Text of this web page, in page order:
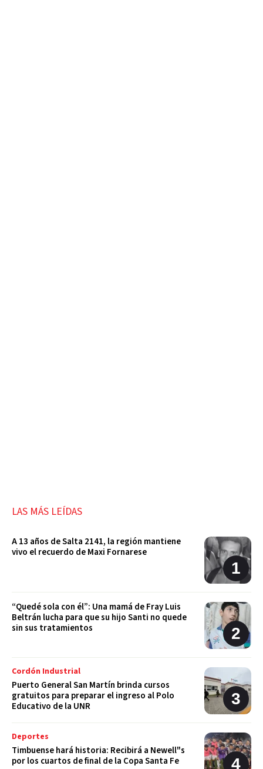
LAS MÁS LEÍDAS
A 13 años de Salta 2141, la región mantiene
vivo el recuerdo de Maxi Fornarese
“Quedé sola con él”: Una mamá de Fray Luis
Beltrán lucha para que su hijo Santi no quede
sin sus tratamientos
Cordón Industrial
Puerto General San Martín brinda cursos
gratuitos para preparar el ingreso al Polo
Educativo de la UNR
Deportes
Timbuense hará historia: Recibirá a Newell"s
por los cuartos de final de la Copa Santa Fe